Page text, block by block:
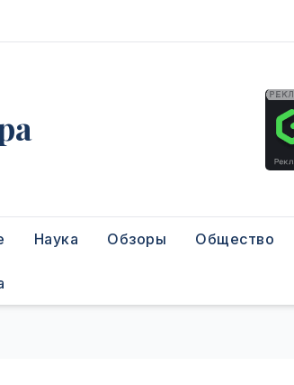
Наука Обзоры Общество